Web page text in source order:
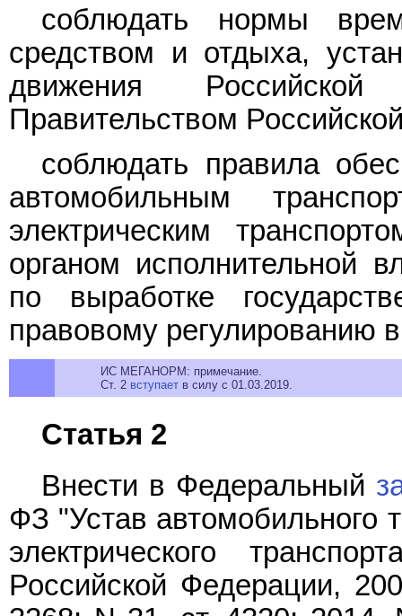
соблюдать нормы
средством и отдыха,
движения
Правительством
соблюдать правила
автомобильным
электрическим
органом исполнительной
по выработке
правовому регулированию
ИС МЕГАНОРМ: примечание.
Ст. 2 вступает в силу с 01.03.2019.
Статья 2
Внести в Федеральный
ФЗ "Устав автомобильного
электрического
Российской Федерации,